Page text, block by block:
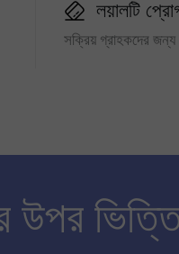
লয়ালটি
সক্রিয় গ্রাহকদের
উপর